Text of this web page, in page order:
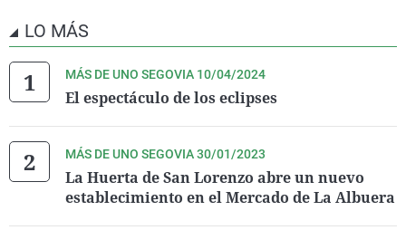
LO MÁS
MÁS DE UNO SEGOVIA 10/04/2024
El espectáculo de los eclipses
MÁS DE UNO SEGOVIA 30/01/2023
La Huerta de San Lorenzo abre un nuevo
establecimiento en el Mercado de La Albuera